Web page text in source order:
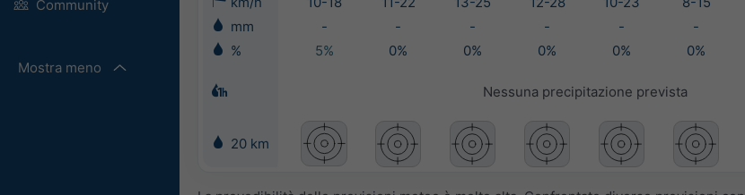
Community
Mostra meno
mm
- - - - - -
%
5% 0% 0% 0% 0% 0%
Nessuna precipitazione prevista
20 km